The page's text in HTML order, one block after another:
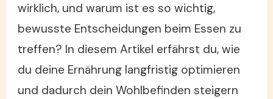
wirklich, und warum ist es so wichtig,
bewusste Entscheidungen beim Essen zu
treffen? In diesem Artikel erfährst du, wie
du deine Ernährung langfristig optimieren
und dadurch dein Wohlbefinden steigern